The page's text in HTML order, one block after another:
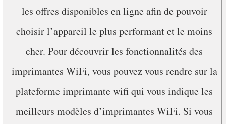
les offres disponibles en ligne afin de pouvoir
choisir l’appareil le plus performant et le moins
cher. Pour découvrir les fonctionnalités des
imprimantes WiFi, vous pouvez vous rendre sur la
plateforme imprimante wifi qui vous indique les
meilleurs modèles d’imprimantes WiFi. Si vous